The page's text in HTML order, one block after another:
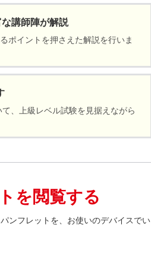
講師陣が解説
ポイントを押さえた解説を行いま
、上級レベル試験を見据えながら
を閲覧する
ンフレットを、お使いのデバイスでい